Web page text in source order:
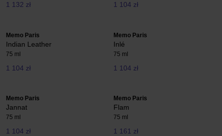
1 132 zł 1 104 zł
Memo Paris
Indian Leather
75 ml
1 104 zł
Memo Paris
Inlé
75 ml
1 104 zł
Memo Paris
Jannat
75 ml
1 104 zł
Memo Paris
Flam
75 ml
1 161 zł